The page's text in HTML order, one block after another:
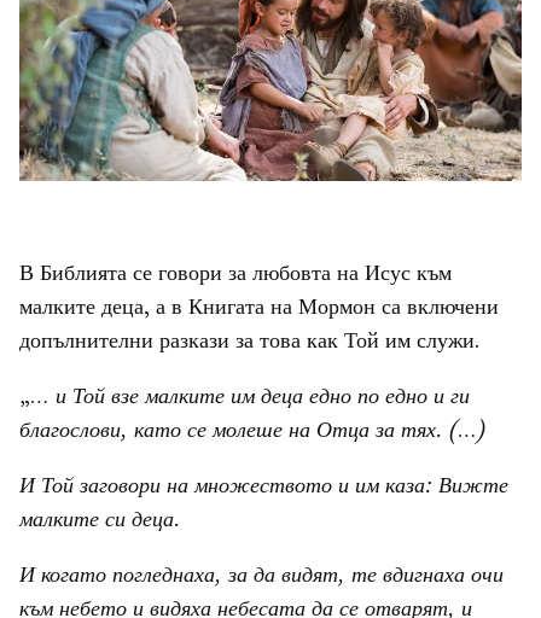
В Библията се говори за любовта на Исус към
малките деца, а в Книгата на Мормон са включени
допълнителни разкази за това как Той им служи.
„… и Той взе малките им деца едно по едно и ги
благослови, като се молеше на Отца за тях. (…)
И Той заговори на множеството и им каза: Вижте
малките си деца.
И когато погледнаха, за да видят, те вдигнаха очи
към небето и видяха небесата да се отварят, и